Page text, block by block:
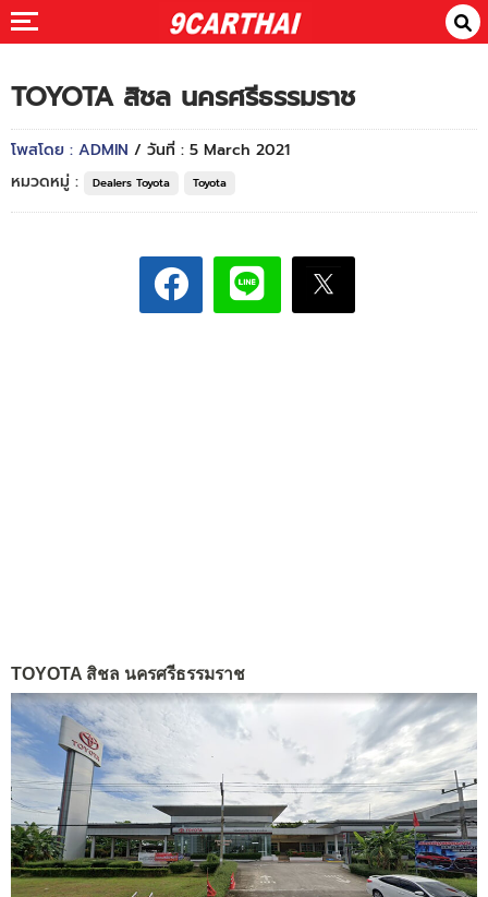
TOYOTA สิชล นครศรีธรรมราช
โพสโดย : ADMIN / วันที่ : 5 March 2021
หมวดหมู่ :
Dealers Toyota Toyota
TOYOTA สิชล นครศรีธรรมราช